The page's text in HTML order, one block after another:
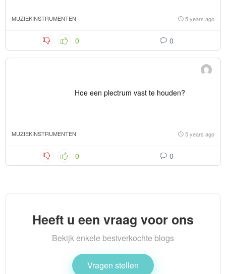
MUZIEKINSTRUMENTEN 5 years ago
0 0
Hoe een plectrum vast te houden?
MUZIEKINSTRUMENTEN 5 years ago
0 0
Heeft u een vraag voor ons
Bekijk enkele bestverkochte blogs
Vragen stellen